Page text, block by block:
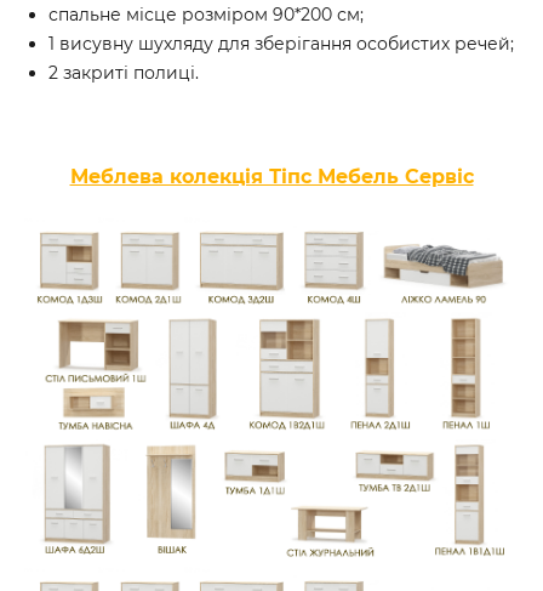
спальне місце розміром 90*200 см;
1 висувну шухляду для зберігання особистих речей;
2 закриті полиці.
Меблева колекція Тіпс Мебель Сервіс